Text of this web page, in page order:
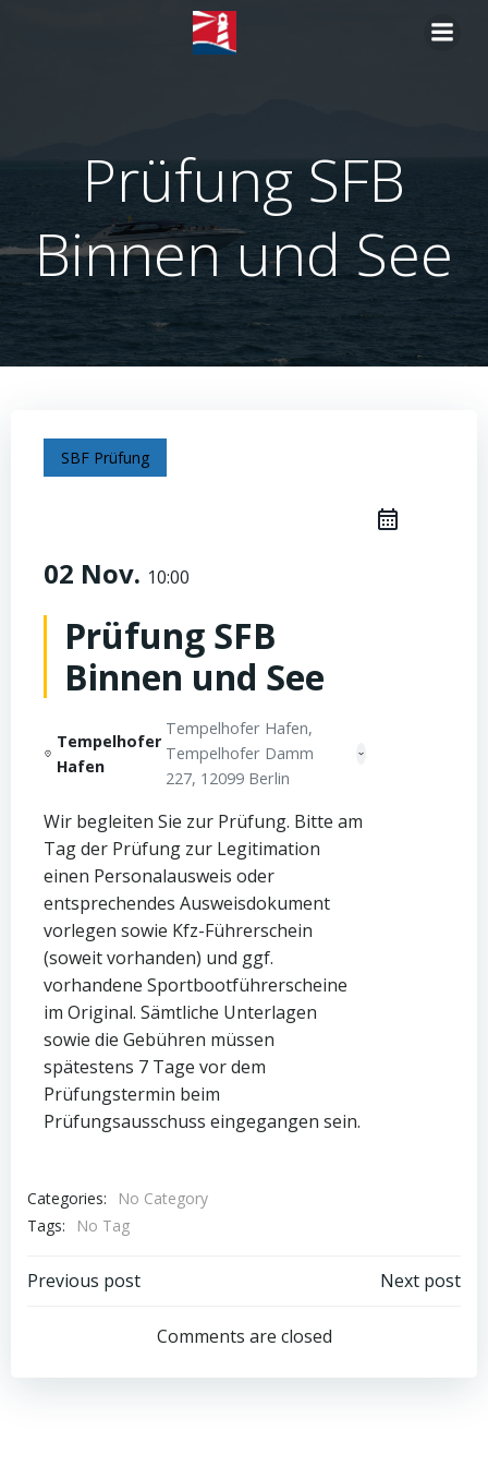
Prüfung SFB
Binnen und See
SBF Prüfung
02 Nov. 10:00
Prüfung SFB
Binnen und See
Tempelhofer
Hafen
Tempelhofer Hafen,
Tempelhofer Damm 227,
12099 Berlin
Wir begleiten Sie zur Prüfung. Bitte am
Tag der Prüfung zur Legitimation
einen Personalausweis oder
entsprechendes Ausweisdokument
vorlegen sowie Kfz-Führerschein
(soweit vorhanden) und ggf.
vorhandene Sportbootführerscheine
im Original. Sämtliche Unterlagen
sowie die Gebühren müssen
spätestens 7 Tage vor dem
Prüfungstermin beim
Prüfungsausschuss eingegangen sein.
Categories:
No Category
Tags:
No Tag
Post
navigation
Previous post
navigation
Next post
Comments are closed